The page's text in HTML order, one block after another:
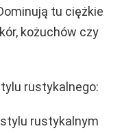
tu ciężkie
kożuchów czy
rustykalnego:
rustykalnym